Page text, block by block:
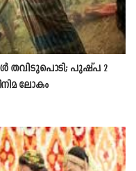
തവിടുപൊടി; പുഷ്പ 2
ലോകം